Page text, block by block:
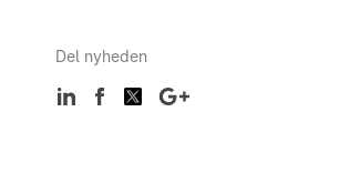
Del nyheden